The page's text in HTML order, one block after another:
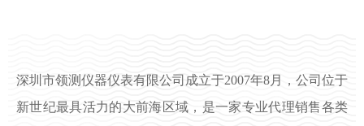
深圳市领测仪器仪表有限公司成立于2007年8月，公司位于
新世纪最具活力的大前海区域，是一家专业代理销售各类